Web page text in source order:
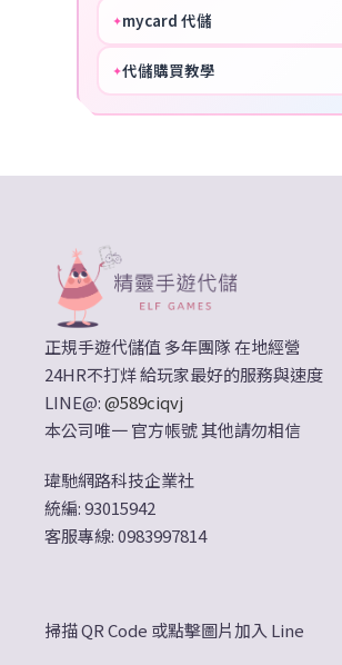
✦mycard 代儲
✦代儲購買教學
正規手遊代儲值 多年團隊 在地經營
24HR不打烊 給玩家最好的服務與速度
LINE@:@589ciqvj
本公司唯一 官方帳號 其他請勿相信
瑋馳網路科技企業社
統編: 93015942
客服專線: 0983997814
掃描 QR Code 或點擊圖片加入 Line